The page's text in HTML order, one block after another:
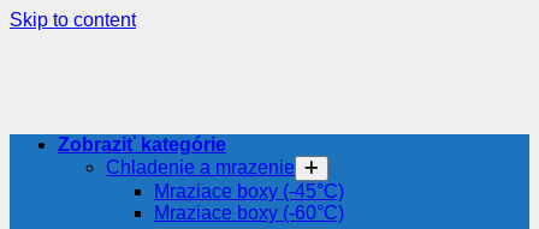
Skip to content
Zobraziť kategórie
Chladenie a mrazenie
Mraziace boxy (-45°C)
Mraziace boxy (-60°C)